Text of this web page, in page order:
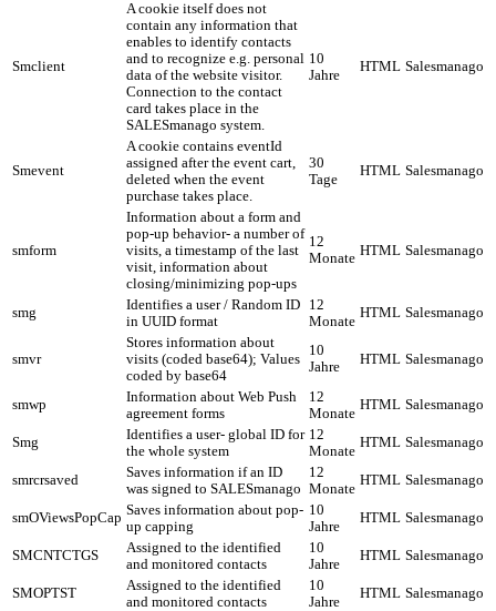
Smclient
A cookie itself does not
contain any information that
enables to identify contacts
and to recognize e.g. personal
data of the website visitor.
Connection to the contact
card takes place in the
SALESmanago system.
10
Jahre
HTML Salesmanago
Smevent
A cookie contains eventId
assigned after the event cart,
deleted when the event
purchase takes place.
30
Tage
HTML Salesmanago
smform
Information about a form and
pop-up behavior- a number of
visits, a timestamp of the last
visit, information about
closing/minimizing pop-ups
12
Monate HTML Salesmanago
smg
Identifies a user / Random ID
in UUID format
12
Monate
HTML Salesmanago
smvr
Stores information about
visits (coded base64); Values
coded by base64
10
Jahre
HTML Salesmanago
smwp
Information about Web Push
agreement forms
12
Monate
HTML Salesmanago
Smg
Identifies a user- global ID for
the whole system
12
Monate
HTML Salesmanago
smrcrsaved
Saves information if an ID
was signed to SALESmanago
12
Monate
HTML Salesmanago
smOViewsPopCap Saves information about pop-
up capping
10
Jahre
HTML Salesmanago
SMCNTCTGS
Assigned to the identified
and monitored contacts
10
Jahre
HTML Salesmanago
SMOPTST
Assigned to the identified
and monitored contacts
10
Jahre
HTML Salesmanago